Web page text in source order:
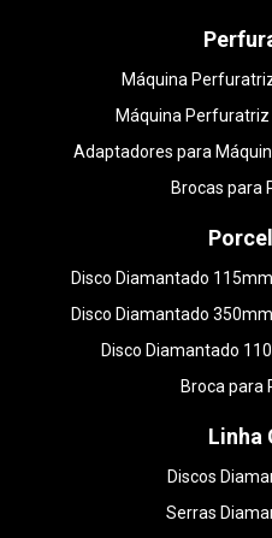
Máquina
Máquina
Adaptadores para
Brocas para
Disco Diamantado
Disco Diamantado
Disco Diamantado
Broca para
Linha
Discos
Serras